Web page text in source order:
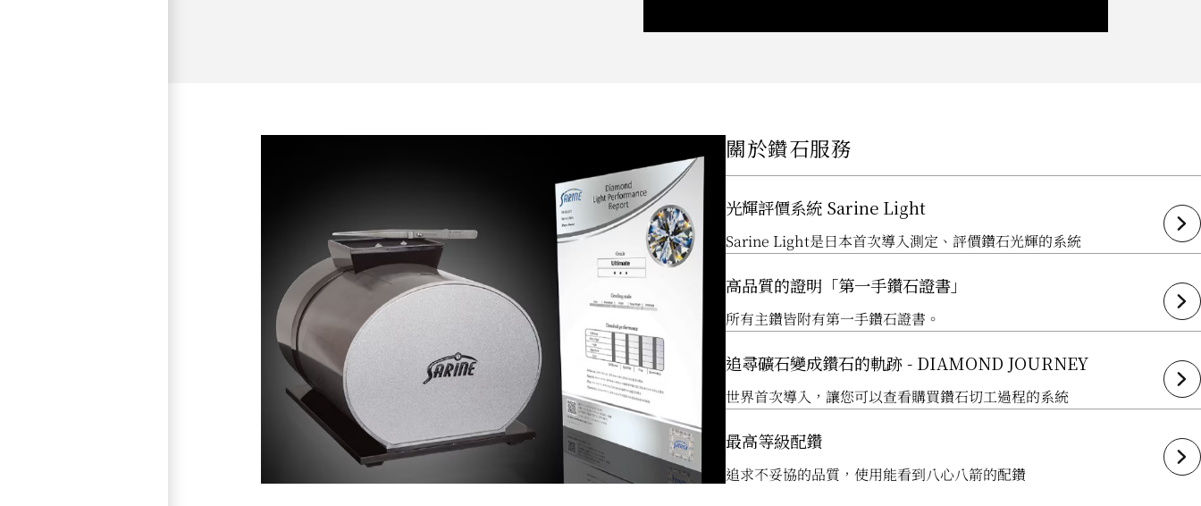
關於鑽石服務
光輝評價系統 Sarine Light
Sarine Light是日本首次導入測定、評價鑽石光輝的系統
高品質的證明「第一手鑽石證書」
所有主鑽皆附有第一手鑽石證書。
追尋礦石變成鑽石的軌跡 - DIAMOND JOURNEY
世界首次導入，讓您可以查看購買鑽石切工過程的系統
最高等級配鑽
追求不妥協的品質，使用能看到八心八箭的配鑽